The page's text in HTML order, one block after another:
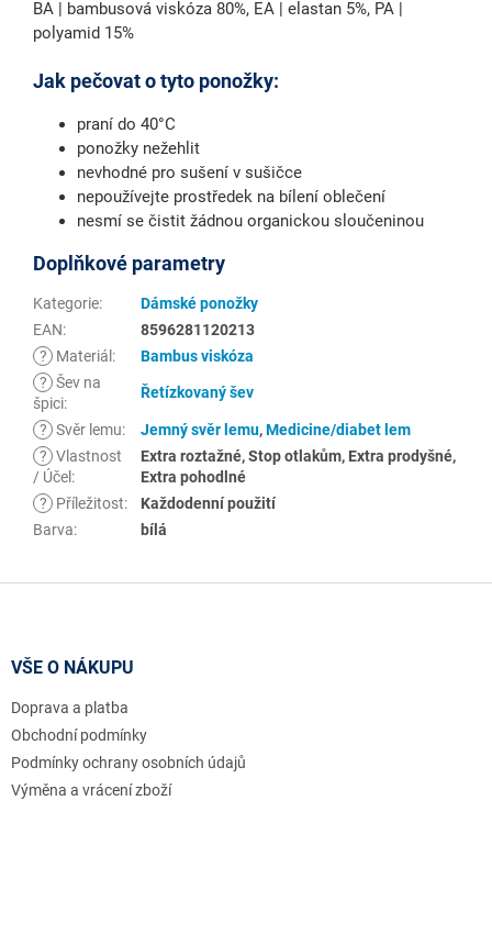
BA | bambusová viskóza 80%, EA | elastan 5%, PA |
polyamid 15%
Jak pečovat o tyto ponožky:
praní do 40°C
ponožky nežehlit
nevhodné pro sušení v sušičce
nepoužívejte prostředek na bílení oblečení
nesmí se čistit žádnou organickou sloučeninou
Doplňkové parametry
Kategorie:
Dámské ponožky
EAN:
8596281120213
?
Materiál :
Bambus viskóza
? Šev na
špici:
Řetízkovaný šev
? Svěr lemu: Jemný svěr lemu,Medicine/diabet lem
? Vlastnost
/ Účel :
Extra roztažné, Stop otlakům, Extra prodyšné,
Extra pohodlné
?
Příležitost:
Každodenní použití
Barva: bílá
VŠE O NÁKUPU
Doprava a platba
Obchodní podmínky
Podmínky ochrany osobních údajů
Výměna a vrácení zboží